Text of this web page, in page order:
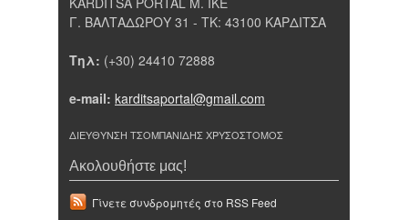
Γ. ΒΑΛΤΑΔΩΡΟΥ 31 - ΤΚ: 43100 ΚΑΡΔΙΤΣΑ
Τηλ: (+30) 24410 72888
e-mail: karditsaportal@gmail.com
ΔΙΕΥΘΥΝΣΗ ΤΣΟΜΠΑΝΙΔΗΣ ΧΡΥΣΟΣΤΟΜΟΣ
Ακολουθήστε μας!
Γίνετε συνδρομητές στο RSS Feed